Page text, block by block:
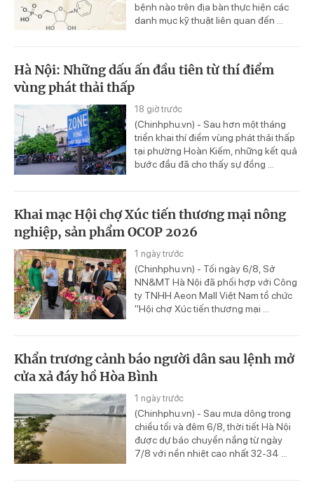
bệnh nào trên địa bàn thực hiện các
danh mục kỹ thuật liên quan đến ...
Hà Nội: Những dấu ấn đầu tiên từ thí điểm
vùng phát thải thấp
18 giờ trước
(Chinhphu.vn) - Sau hơn một tháng
triển khai thí điểm vùng phát thải thấp
tại phường Hoàn Kiếm, những kết quả
bước đầu đã cho thấy sự đồng ...
Khai mạc Hội chợ Xúc tiến thương mại nông
nghiệp, sản phẩm OCOP 2026
1 ngày trước
(Chinhphu.vn) - Tối ngày 6/8, Sở
NN&MT Hà Nội đã phối hợp với Công
ty TNHH Aeon Mall Việt Nam tổ chức
"Hội chợ Xúc tiến thương mại ...
Khẩn trương cảnh báo người dân sau lệnh mở
cửa xả đáy hồ Hòa Bình
1 ngày trước
(Chinhphu.vn) - Sau mưa dông trong
chiều tối và đêm 6/8, thời tiết Hà Nội
được dự báo chuyển nắng từ ngày
7/8 với nền nhiệt cao nhất 32-34 ...